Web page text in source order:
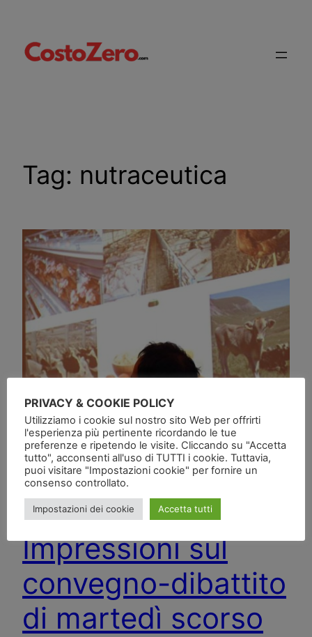
contenuto
Tag: nutraceutica
Impressioni sul
convegno-dibattito
di martedì scorso
PRIVACY & COOKIE POLICY
Utilizziamo i cookie sul nostro sito Web per offrirti
l'esperienza più pertinente ricordando le tue
preferenze e ripetendo le visite. Cliccando su "Accetta
tutto", acconsenti all'uso di TUTTI i cookie. Tuttavia,
puoi visitare "Impostazioni cookie" per fornire un
consenso controllato.
Impostazioni dei cookie Accetta tutti